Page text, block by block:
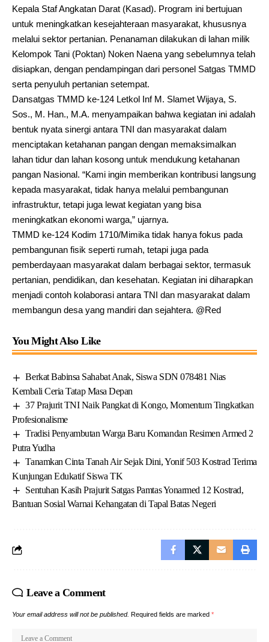
Kepala Staf Angkatan Darat (Kasad). Program ini bertujuan
untuk meningkatkan kesejahteraan masyarakat, khususnya
melalui sektor pertanian. Penanaman dilakukan di lahan milik
Kelompok Tani (Poktan) Noken Naena yang sebelumnya telah
disiapkan, dengan pendampingan dari personel Satgas TMMD
serta penyuluh pertanian setempat.
Dansatgas TMMD ke-124 Letkol Inf M. Slamet Wijaya, S.
Sos., M. Han., M.A. menyampaikan bahwa kegiatan ini adalah
bentuk nyata sinergi antara TNI dan masyarakat dalam
menciptakan ketahanan pangan dengan memaksimalkan
lahan tidur dan lahan kosong untuk mendukung ketahanan
pangan Nasional. “Kami ingin memberikan kontribusi langsung
kepada masyarakat, tidak hanya melalui pembangunan
infrastruktur, tetapi juga lewat kegiatan yang bisa
meningkatkan ekonomi warga,” ujarnya.
TMMD ke-124 Kodim 1710/Mimika tidak hanya fokus pada
pembangunan fisik seperti rumah, tetapi juga pada
pemberdayaan masyarakat dalam berbagai sektor, termasuk
pertanian, pendidikan, dan kesehatan. Kegiatan ini diharapkan
menjadi contoh kolaborasi antara TNI dan masyarakat dalam
membangun desa yang mandiri dan sejahtera. @Red
You Might Also Like
Berkat Babinsa Sahabat Anak, Siswa SDN 078481 Nias
Kembali Ceria Tatap Masa Depan
37 Prajurit TNI Naik Pangkat di Kongo, Momentum Tingkatkan
Profesionalisme
Tradisi Penyambutan Warga Baru Komandan Resimen Armed 2
Putra Yudha
Tanamkan Cinta Tanah Air Sejak Dini, Yonif 503 Kostrad Terima
Kunjungan Edukatif Siswa TK
Sentuhan Kasih Prajurit Satgas Pamtas Yonarmed 12 Kostrad,
Bantuan Sosial Warnai Kehangatan di Tapal Batas Negeri
Leave a Comment
Your email address will not be published. Required fields are marked *